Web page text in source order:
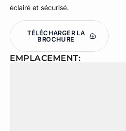
éclairé et sécurisé.
TÉLÉCHARGER LA
BROCHURE
EMPLACEMENT: